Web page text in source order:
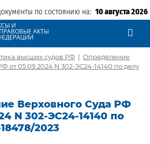
по состоянию на: 10 августа 2026
И
АКТЫ
высших судов РФ | Определение
от 05.09.2024 N 302-ЭС24-14140 по делу
Верховного Суда РФ
N 302-ЭС24-14140 по
2023